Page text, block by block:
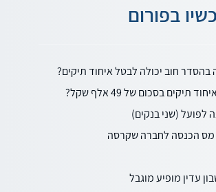
בפורום
חוב יכולה לבטל איחוד תיקים?
בסכום של 49 אלף שקל?
לפועל (שני בנקים)
הכנסה לחברה שקרסה
עדין מופיע מוגבל